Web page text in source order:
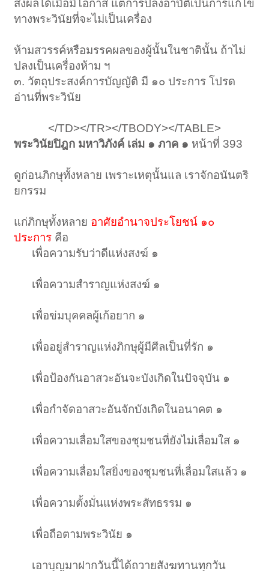
ส่งผลได้เมื่อมีโอกาส แต่การปลงอาบัติเป็นการแก้ไข
ทางพระวินัยที่จะไม่เป็นเครื่อง
ห้ามสวรรค์หรือมรรคผลของผู้นั้นในชาตินั้น ถ้าไม่
ปลงเป็นเครื่องห้าม ฯ
๓. วัตถุประสงค์การบัญญัติ มี ๑๐ ประการ โปรด
อ่านที่พระวินัย
</TD></TR></TBODY></TABLE>​
พระวินัยปิฎก มหาวิภังค์ เล่ม ๑ ภาค ๑ หน้าที่ 393
ดูก่อนภิกษุทั้งหลาย เพราะเหตุนั้นแล เราจักอนันตริ
ยกรรม
แก่ภิกษุทั้งหลาย อาศัยอำนาจประโยชน์ ๑๐
ประการ คือ
เพื่อความรับว่าดีแห่งสงฆ์ ๑
เพื่อความสำราญแห่งสงฆ์ ๑
เพื่อข่มบุคคลผู้เก้อยาก ๑
เพื่ออยู่สำราญแห่งภิกษุผู้มีศีลเป็นที่รัก ๑
เพื่อป้องกันอาสวะอันจะบังเกิดในปัจจุบัน ๑
เพื่อกำจัดอาสวะอันจักบังเกิดในอนาคต ๑
เพื่อความเลื่อมใสของชุมชนที่ยังไม่เลื่อมใส ๑
เพื่อความเลื่อมใสยิ่งของชุมชนที่เลื่อมใสแล้ว ๑
เพื่อความตั้งมั่นแห่งพระสัทธรรม ๑
เพื่อถือตามพระวินัย ๑
เอาบุญมาฝากวันนี้ได้ถวายสังฆทานทุกวัน